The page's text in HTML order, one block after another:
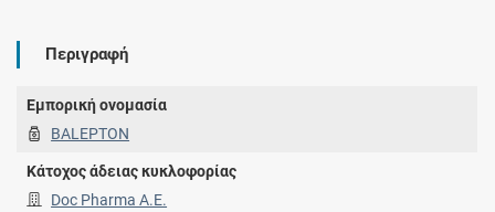
Περιγραφή
Εμπορική ονομασία
BALEPTON
Κάτοχος άδειας κυκλοφορίας
Doc Pharma Α.Ε.